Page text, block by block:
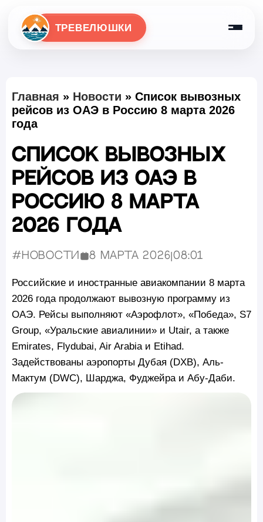
ТРЕВЕЛЮШКИ
Главная » Новости » Список вывозных
рейсов из ОАЭ в Россию 8 марта 2026
года
Список вывозных
рейсов из ОАЭ в
Россию 8 марта
2026 года
#Новости Опубликовано:
8 марта 2026 |08:01
Российские и иностранные авиакомпании 8 марта
2026 года продолжают вывозную программу из
ОАЭ. Рейсы выполняют «Аэрофлот», «Победа», S7
Group, «Уральские авиалинии» и Utair, а также
Emirates, Flydubai, Air Arabia и Etihad.
Задействованы аэропорты Дубая (DXB), Аль-
Мактум (DWC), Шарджа, Фуджейра и Абу-Даби.